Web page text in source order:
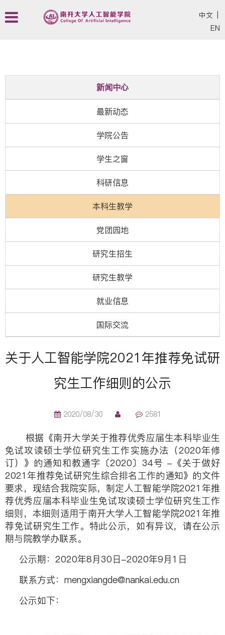
中文
EN
新闻中心
最新动态
学院公告
学生之窗
科研信息
本科生教学
党团园地
研究生招生
研究生教学
就业信息
国际交流
关于人工智能学院2021年推荐免试研
究生工作细则的公示
2020/08/30 2581
根据《南开大学关于推荐优秀应届生本科毕业生
免试攻读硕士学位研究生工作实施办法（2020年修
订）》的通知和教通字〔2020〕34号 -《关于做好
2021年推荐免试研究生综合排名工作的通知》的文件
要求，现结合我院实际，制定人工智能学院2021年推
荐优秀应届本科毕业生免试攻读硕士学位研究生工作
细则，本细则适用于南开大学人工智能学院2021年推
荐免试研究生工作。特此公示，如有异议，请在公示
期与院教学办联系。
公示期：2020年8月30日-2020年9月1日
联系方式：mengxiangde@nankai.edu.cn
公示如下：